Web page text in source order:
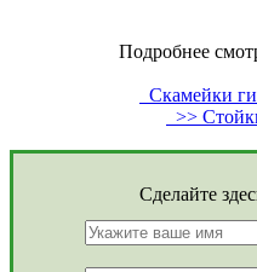
Подробнее
Скамейки
>>
Сделайте